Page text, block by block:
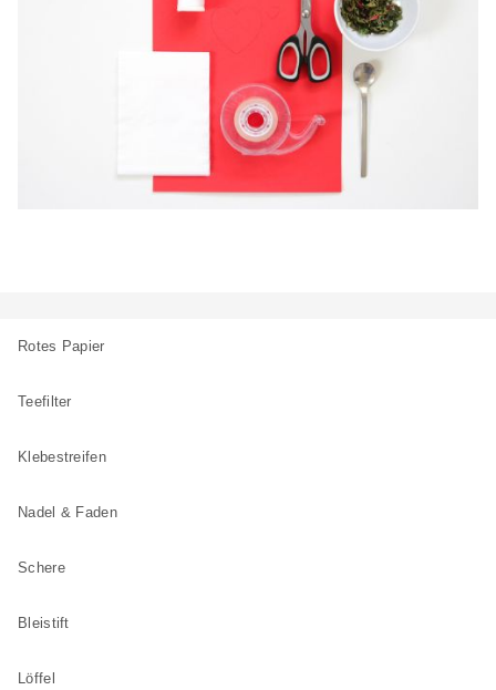
Rotes Papier
Teefilter
Klebestreifen
Nadel & Faden
Schere
Bleistift
Löffel